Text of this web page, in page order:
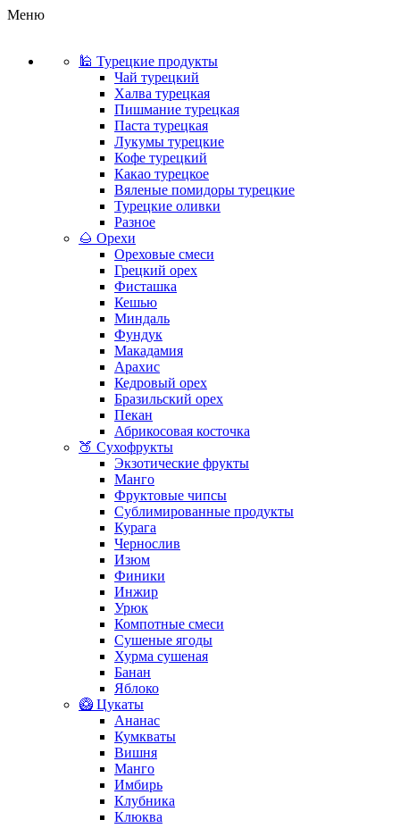
Меню
🕌 Турецкие продукты
Чай турецкий
Халва турецкая
Пишмание турецкая
Паста турецкая
Лукумы турецкие
Кофе турецкий
Какао турецкое
Вяленые помидоры турецкие
Турецкие оливки
Разное
🌰 Орехи
Ореховые смеси
Грецкий орех
Фисташка
Кешью
Миндаль
Фундук
Макадамия
Арахис
Кедровый орех
Бразильский орех
Пекан
Абрикосовая косточка
🍑 Сухофрукты
Экзотические фрукты
Манго
Фруктовые чипсы
Сублимированные продукты
Курага
Чернослив
Изюм
Финики
Инжир
Урюк
Компотные смеси
Сушеные ягоды
Хурма сушеная
Банан
Яблоко
🥝 Цукаты
Ананас
Кумкваты
Вишня
Манго
Имбирь
Клубника
Клюква